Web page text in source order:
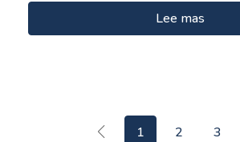
Lee mas
1 2 3